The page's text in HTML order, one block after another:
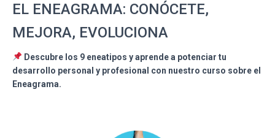
EL ENEAGRAMA: CONÓCETE,
MEJORA, EVOLUCIONA
Descubre los 9 eneatipos y aprende a potenciar tu
desarrollo personal y profesional con nuestro curso sobre el
Eneagrama.